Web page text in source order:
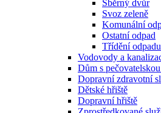
Sběrný dvůr
Svoz zeleně
Komunální
Ostatní odpad
Třídění odpadu
Vodovody a
Dům s
Dopravní zdravotní
Dětské hřiště
Dopravní hřiště